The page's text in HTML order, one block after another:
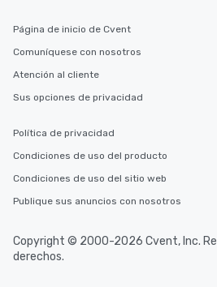
Página de inicio de Cvent
Comuníquese con nosotros
Atención al cliente
Sus opciones de privacidad
Política de privacidad
Condiciones de uso del producto
Condiciones de uso del sitio web
Publique sus anuncios con nosotros
Copyright © 2000-2026 Cvent, Inc.
derechos.